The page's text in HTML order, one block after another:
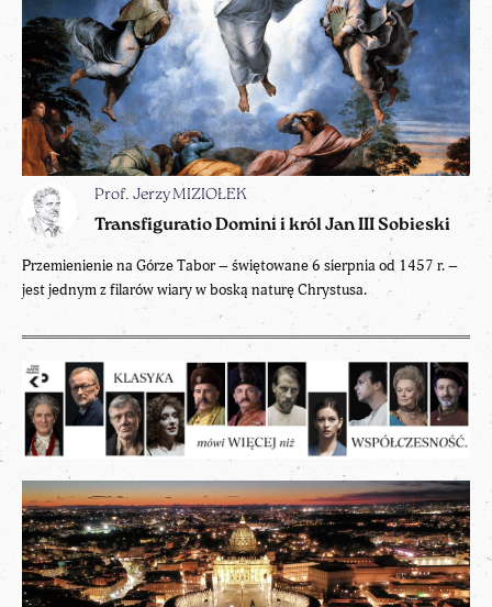
Prof. Jerzy MIZIOŁEK
Transfiguratio Domini i król Jan III Sobieski
Przemienienie na Górze Tabor – świętowane 6 sierpnia od 1457 r. –
jest jednym z filarów wiary w boską naturę Chrystusa.